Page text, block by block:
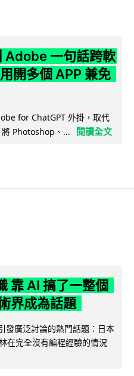
Adobe 一句話跨軟
開多個 APP 兼免
for ChatGPT 外掛，取代
Photoshop、...
閱讀全文
靠 AI 搞了一整個
界成為話題
發廣泛討論的熱門話題：日本
在完全沒有編程經驗的情況